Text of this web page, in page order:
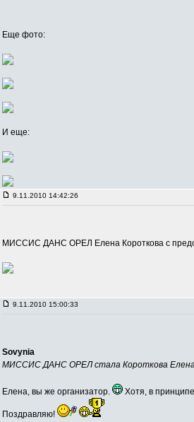
Еще фото:
И еще:
9.11.2010 14:42:26
МИССИС ДАНС ОРЕЛ Елена Короткова с
9.11.2010 15:00:33
Sovynia
МИССИС ДАНС ОРЕЛ стала Короткова
Елена, вы же организатор. Хотя, в
Поздравляю!